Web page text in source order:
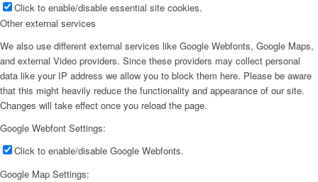
Click to enable/disable essential site cookies.
Other external services
We also use different external services like Google Webfonts, Google Maps,
and external Video providers. Since these providers may collect personal
data like your IP address we allow you to block them here. Please be aware
that this might heavily reduce the functionality and appearance of our site.
Changes will take effect once you reload the page.
Google Webfont Settings:
Click to enable/disable Google Webfonts.
Google Map Settings: